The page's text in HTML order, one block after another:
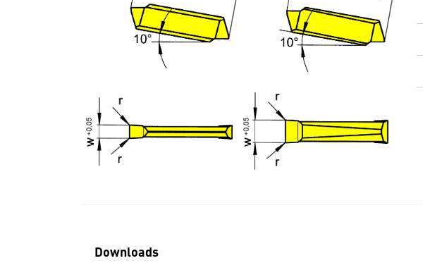
Downloads